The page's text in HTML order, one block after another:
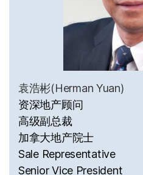
袁浩彬(Herman Yuan)
资深地产顾问
高级副总裁
加拿大地产院士
Sale Representative
Senior Vice President